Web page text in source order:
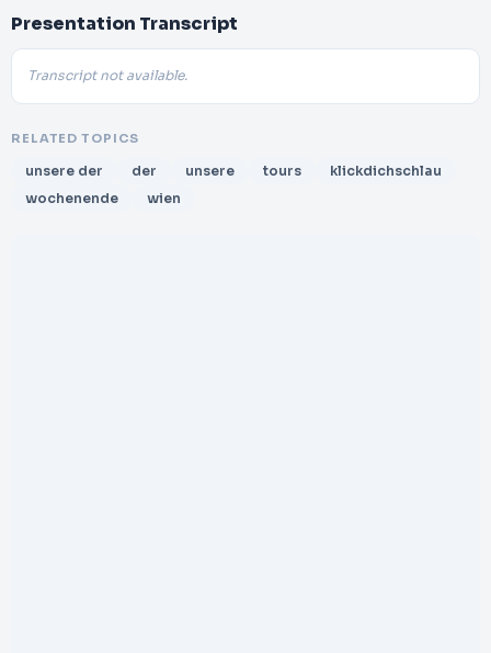
Presentation Transcript
Transcript not available.
RELATED TOPICS
unsere der der unsere tours
klickdichschlau
wochenende
wien